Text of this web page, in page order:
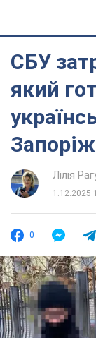
СБУ
який
Лілія
1.12.2025
0